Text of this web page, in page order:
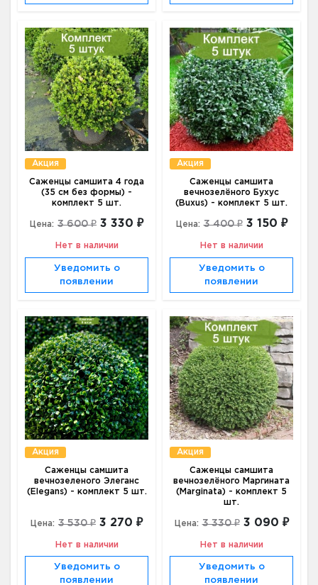
Акция
Саженцы самшита 4 года
(35 см без формы) -
комплект 5 шт.
Цена: 3 600 ₽ 3 330 ₽
Нет в наличии
Уведомить о
появлении
Акция
Саженцы самшита
вечнозелёного Бухус
(Buxus) - комплект 5 шт.
Цена: 3 400 ₽ 3 150 ₽
Нет в наличии
Уведомить о
появлении
Акция
Саженцы самшита
вечнозеленого Элеганс
(Elegans) - комплект 5 шт.
Цена: 3 530 ₽ 3 270 ₽
Нет в наличии
Уведомить о
появлении
Акция
Саженцы самшита
вечнозелёного Маргината
(Marginata) - комплект 5
шт.
Цена: 3 330 ₽ 3 090 ₽
Нет в наличии
Уведомить о
появлении